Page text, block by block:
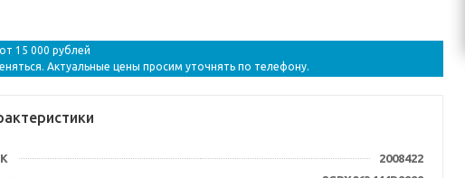
15 000 рублей
Актуальные цены просим уточнять по телефону.
2008422